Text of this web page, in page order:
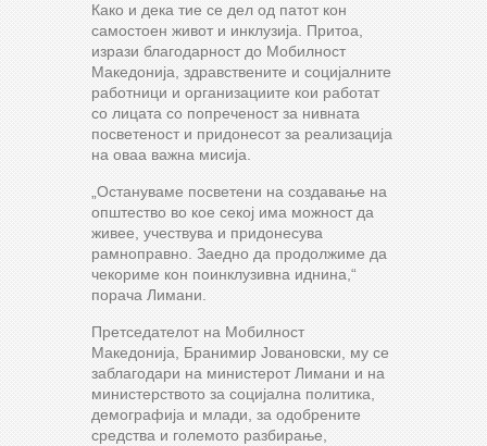
Како и дека тие се дел од патот кон
самостоен живот и инклузија. Притоа,
изрази благодарност до Мобилност
Македонија, здравствените и социјалните
работници и организациите кои работат
со лицата со попреченост за нивната
посветеност и придонесот за реализација
на оваа важна мисија.
„Остануваме посветени на создавање на
општество во кое секој има можност да
живее, учествува и придонесува
рамноправно. Заедно да продолжиме да
чекориме кон поинклузивна иднина,“
порача Лимани.
Претседателот на Мобилност
Македонија, Бранимир Јовановски, му се
заблагодари на министерот Лимани и на
министерството за социјална политика,
демографија и млади, за одобрените
средства и големото разбирање,